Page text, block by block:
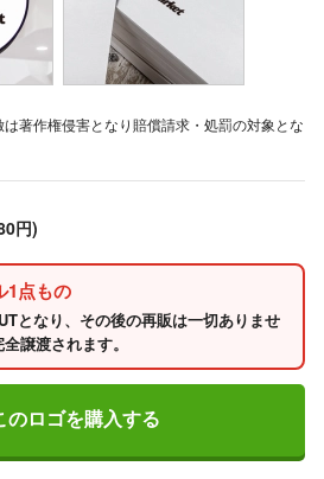
著作権侵害となり賠償請求・処罰の対象とな
円)
1点もの
となり、その後の再販は一切ありませ
譲渡されます。
のロゴを購入する